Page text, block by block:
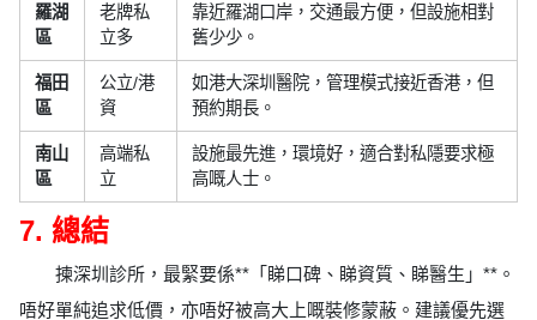
羅湖
區
老牌私
立多
靠近羅湖口岸，交通最方便，但設施相對
舊少少。
福田
區
公立/港
資
如港大深圳醫院，管理模式接近香港，但
預約期長。
南山
區
高端私
立
設施最先進，環境好，適合對私隱要求極
高嘅人士。
7. 總結
揀深圳診所，最緊要係**「睇口碑、睇資質、睇醫生」**。
唔好單純追求低價，亦唔好被高大上嘅裝修蒙蔽。建議優先選